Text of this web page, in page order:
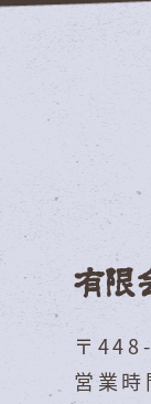
〒
営業